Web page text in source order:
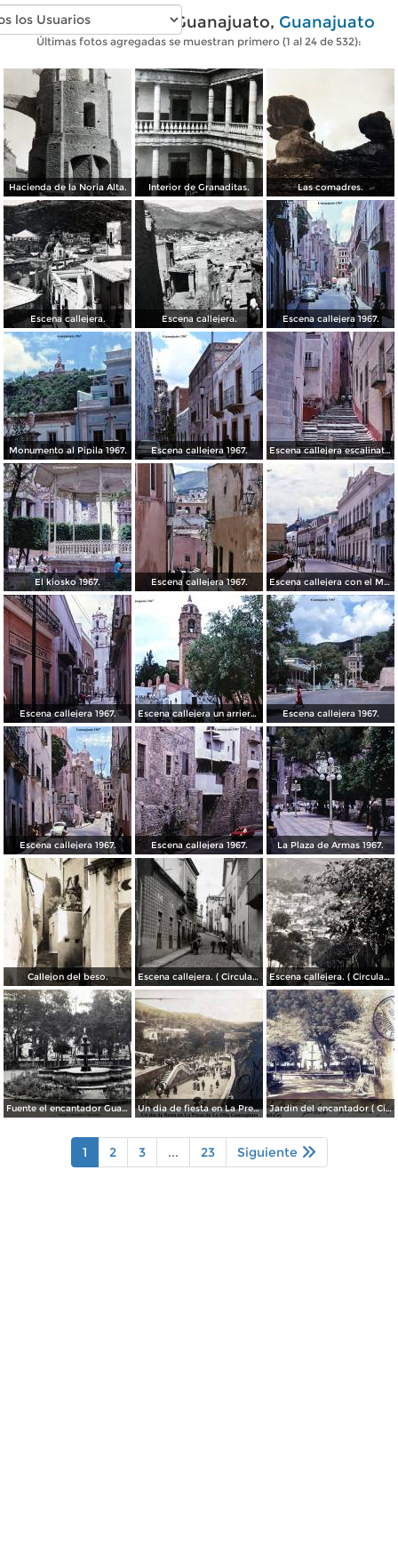
Fotos antiguas de Guanajuato, Guanajuato
Últimas fotos agregadas se muestran primero (1 al 24 de 532):
Hacienda de la Noria Alta. Interior de Granaditas. Las comadres.
Escena callejera. Escena callejera. Escena callejera 1967.
Monumento al Pipila 1967. Escena callejera 1967. Escena callejera escalinata 1967.
El kiosko 1967. Escena callejera 1967. Escena callejera con el Mto al Pipila al fondo 1967.
Escena callejera 1967. Escena callejera un arriero 1967. Escena callejera 1967.
Escena callejera 1967. Escena callejera 1967. La Plaza de Armas 1967.
Callejon del beso. Escena callejera. ( Circulada el 13 de Mayo de 1941 ). Escena callejera. ( Circulada el 14 de Diciembre de 1930 ).
Fuente el encantador Guanajuato. Un dia de fiesta en La Presa de La Olla Guanajuato ( Circulada el 9 de Agosto de 1905 ). Jardin del encantador ( Circulada el 30 de Julio de 1905 ).
1 2 3 ... 23 Siguiente